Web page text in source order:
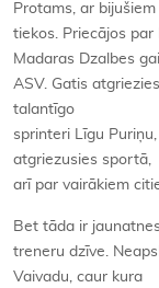
Protams, ar bijušiem
tiekos. Priecājos
Madaras Dzalbes
ASV. Gatis
talantīgo
sprinteri Līgu
atgriezusies sportā,
arī par vairākiem
Bet tāda ir jaunatnes
treneru dzīve.
Vaivadu, caur kura